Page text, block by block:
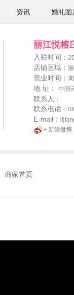
资讯 婚礼图
丽江悦榕
入驻时间：
店铺区域：
营业时间：
地 址： 中国
联系人：
联系电话：
E-mail：
+ 新浪微博
商家首页